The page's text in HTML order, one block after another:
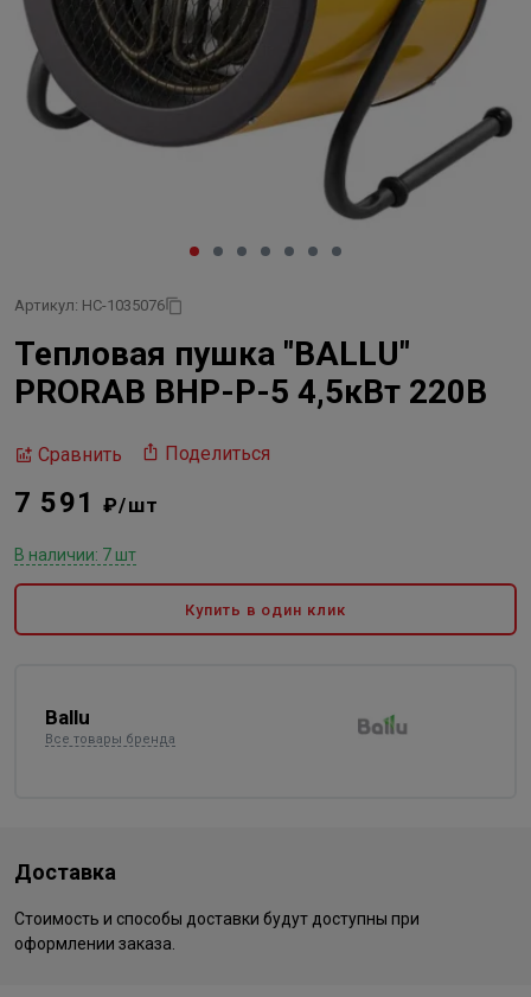
Артикул: НС-1035076
Тепловая пушка "BALLU"
PRORAB BHP-P-5 4,5кВт 220В
Сравнить Поделиться
7 591₽/шт
В наличии: 7 шт
Купить в один клик
Ballu
Все товары бренда
Доставка
Стоимость и способы доставки будут доступны при
оформлении заказа.